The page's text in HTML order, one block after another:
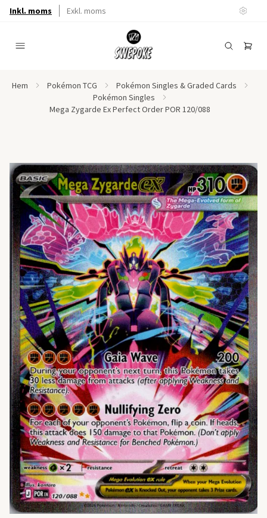
Inkl. moms Exkl. moms
Hem Pokémon TCG
Pokémon Singles & Graded Cards
Pokémon Singles
Mega Zygarde Ex Perfect Order POR 120/088